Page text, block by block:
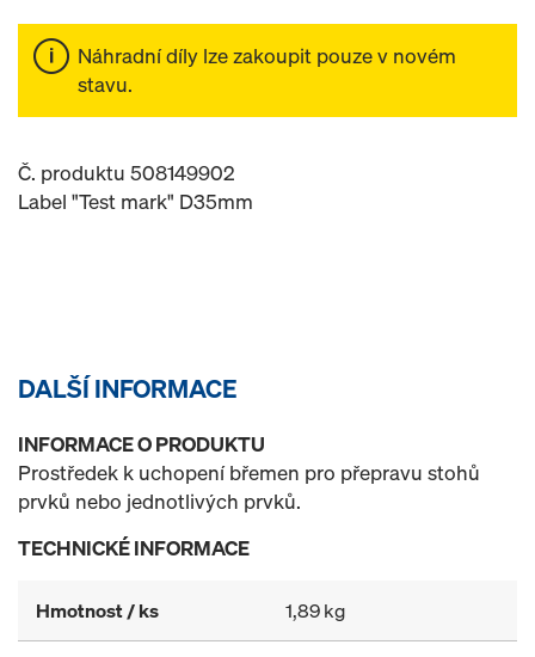
Náhradní díly lze zakoupit pouze v novém
stavu.
Č. produktu 508149902
Label "Test mark" D35mm
DALŠÍ INFORMACE
INFORMACE O PRODUKTU
Prostředek k uchopení břemen pro přepravu stohů
prvků nebo jednotlivých prvků.
TECHNICKÉ INFORMACE
Hmotnost / ks 1,89 kg